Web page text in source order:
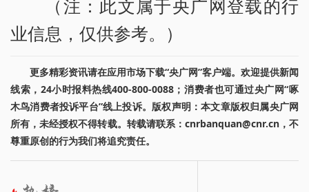
（注：此文属于央广网登载的行
业信息，仅供参考。）
更多精彩资讯请在应用市场下载“央广网”客户端。欢迎提供新闻
线索，24小时报料热线400-800-0088；消费者也可通过央广网“啄
木鸟消费者投诉平台”线上投诉。版权声明：本文章版权归属央广网
所有，未经授权不得转载。转载请联系：cnrbanquan@cnr.cn，不
尊重原创的行为我们将追究责任。